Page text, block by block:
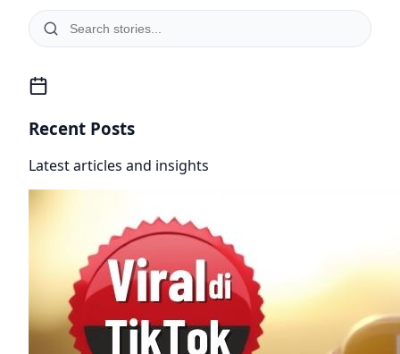
Recent Posts
Latest articles and insights